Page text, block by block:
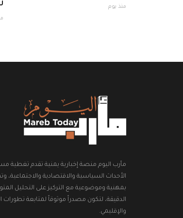
منذ يوم
مأرب اليوم منصة إخبارية يمنية تقدم تغطية
الأحداث السياسية والاقتصادية والاجتماعية،
بمهنية وموضوعية مع التركيز على التحليل
الدقيقة، لتكون مصدراً موثوقاً لمتابعة تطورات
والإقليمي.